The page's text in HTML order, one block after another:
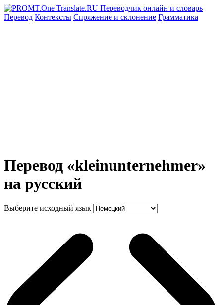
Перевод Контексты Спряжение и склонение Грамматика
Перевод «kleinunternehmer»
на русский
Выберите исходный язык